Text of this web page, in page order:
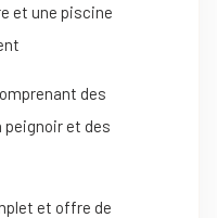
et une piscine
des
peignoir et des
et offre de